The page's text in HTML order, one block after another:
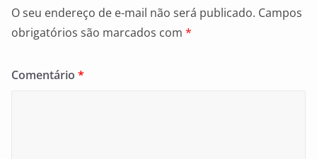
O seu endereço de e-mail não será publicado. Campos
obrigatórios são marcados com *
Comentário *